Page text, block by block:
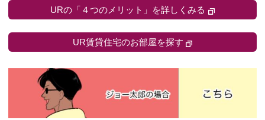
URの「４つのメリット」を詳しくみる
UR賃貸住宅のお部屋を探す